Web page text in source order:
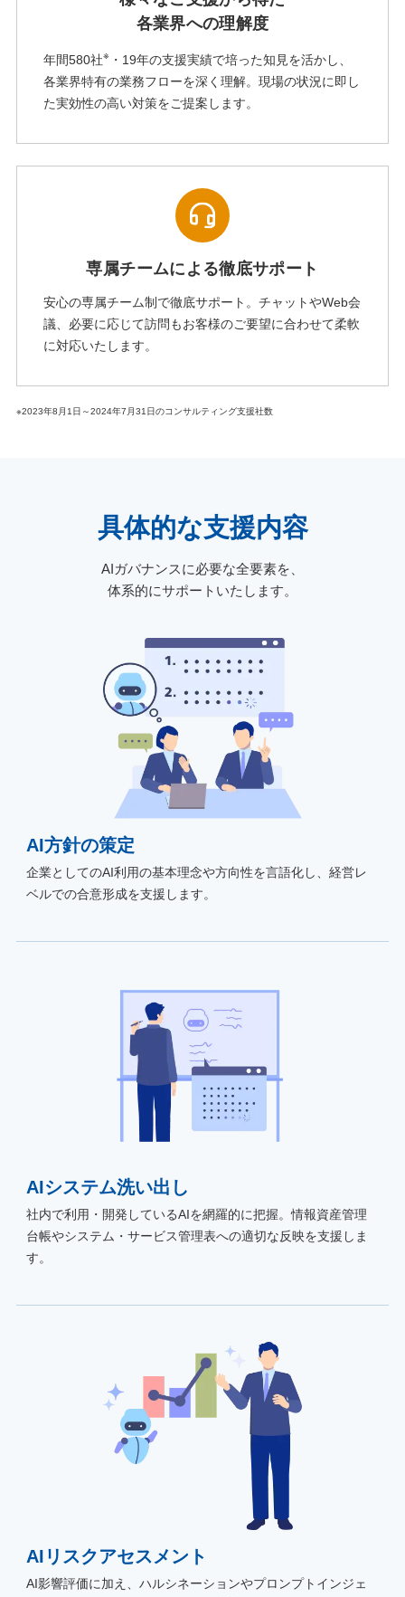
各業界への理解度
年間580社※ ・19年の支援実績で培った知見を活かし、
各業界特有の業務フローを深く理解。現場の状況に即し
た実効性の高い対策をご提案します。
専属チームによる徹底サポート
安心の専属チーム制で徹底サポート。チャットやWeb会
議、必要に応じて訪問もお客様のご要望に合わせて柔軟
に対応いたします。
※2023年8月1日～2024年7月31日のコンサルティング支援社数
具体的な支援内容
AIガバナンスに必要な全要素を、
体系的にサポートいたします。
AI方針の策定
企業としてのAI利用の基本理念や方向性を言語化し、経営レ
ベルでの合意形成を支援します。
AIシステム洗い出し
社内で利用・開発しているAIを網羅的に把握。情報資産管理
台帳やシステム・サービス管理表への適切な反映を支援しま
す。
AIリスクアセスメント
AI影響評価に加え、ハルシネーションやプロンプトインジェ